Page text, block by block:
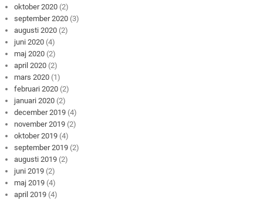
oktober 2020 (2)
september 2020 (3)
augusti 2020 (2)
juni 2020 (4)
maj 2020 (2)
april 2020 (2)
mars 2020 (1)
februari 2020 (2)
januari 2020 (2)
december 2019 (4)
november 2019 (2)
oktober 2019 (4)
september 2019 (2)
augusti 2019 (2)
juni 2019 (2)
maj 2019 (4)
april 2019 (4)